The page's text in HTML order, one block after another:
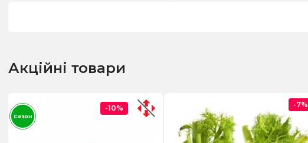
Акційні товари
-10%
Сезон
-7%